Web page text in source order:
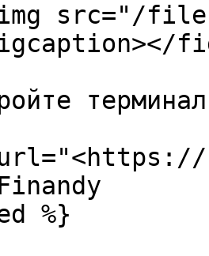
src="/files/
%}